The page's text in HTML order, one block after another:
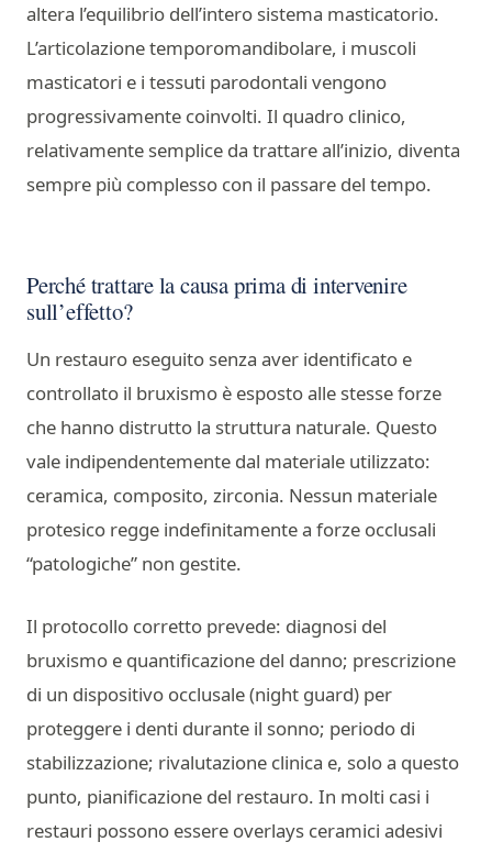
altera l’equilibrio dell’intero sistema masticatorio.
L’articolazione temporomandibolare, i muscoli
masticatori e i tessuti parodontali vengono
progressivamente coinvolti. Il quadro clinico,
relativamente semplice da trattare all’inizio, diventa
sempre più complesso con il passare del tempo.
Perché trattare la causa prima di intervenire
sull’effetto?
Un restauro eseguito senza aver identificato e
controllato il bruxismo è esposto alle stesse forze
che hanno distrutto la struttura naturale. Questo
vale indipendentemente dal materiale utilizzato:
ceramica, composito, zirconia. Nessun materiale
protesico regge indefinitamente a forze occlusali
“patologiche” non gestite.
Il protocollo corretto prevede: diagnosi del
bruxismo e quantificazione del danno; prescrizione
di un dispositivo occlusale (night guard) per
proteggere i denti durante il sonno; periodo di
stabilizzazione; rivalutazione clinica e, solo a questo
punto, pianificazione del restauro. In molti casi i
restauri possono essere overlays ceramici adesivi